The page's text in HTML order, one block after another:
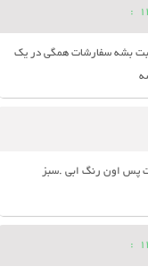
:
فاصله زمانی 6 ساعت ثبت بشه سفارشات همگی در یک
پس اون رنگ ابی .سبز
: